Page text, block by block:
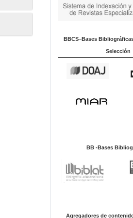
BBCS–Bases
Selección
BB -Bases
Agregadores de